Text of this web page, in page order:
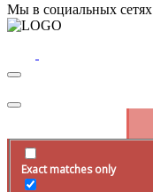
Мы в социальных сетях
Exact matches only